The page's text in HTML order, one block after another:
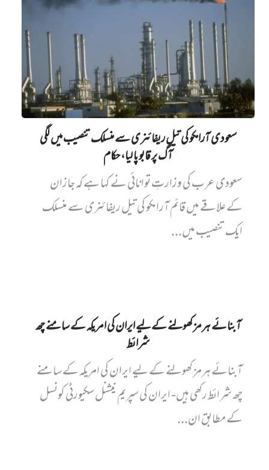
سعودی آرامکو کی تیل ریفائنری سے منسلک تنصیب میں‌ لگی
آگ پر قابو پا لیا، حکام
سعودی عرب کی وزارتِ توانائی نے کہا ہے کہ جازان
کے علاقے میں قائم آرامکو کی تیل ریفائنری سے منسلک
ایک تنصیب میں...
آبنائے ہرمز کھولنے کے لیے ایران کی امریکہ کے سامنے چھ
شرائط
آبنائے ہرمز کھولنے کے لیے ایران کی امریکہ کے سامنے
چھ شرائط رکھی ہیں- ایران کی سپریم نیشنل سکیورٹی کونسل
کے مطابق ان...